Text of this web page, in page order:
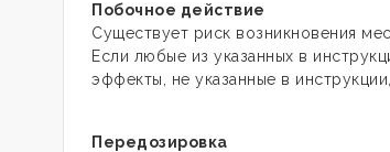
Побочное действие
Существует риск возникновения
Если любые из указанных в
эффекты, не указанные в
Передозировка